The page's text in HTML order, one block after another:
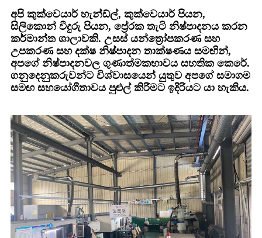
අපි කුක්වෙයාර් හැන්ඩ්ල්, කුක්වෙයාර් පියන,
සිලිකොන් වීදුරු පියන, ප්‍රේරක තැටි නිෂ්පාදනය කරන
කර්මාන්ත ශාලාවකි. උසස් යන්ත්‍රෝපකරණ සහ
උපකරණ සහ දක්ෂ නිෂ්පාදන තාක්ෂණය සමඟින්,
අපගේ නිෂ්පාදනවල ගුණාත්මකභාවය සහතික කෙරේ.
ගනුදෙනුකරුවන්ට විශ්වාසයෙන් යුතුව අපගේ සමාගම
සමඟ සහයෝගීතාවය පුළුල් කිරීමට ඉදිරියට යා හැකිය.